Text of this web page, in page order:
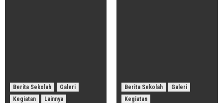
Berita Sekolah
Galeri
Kegiatan
Lainnya
Berita Sekolah
Galeri
Kegiatan